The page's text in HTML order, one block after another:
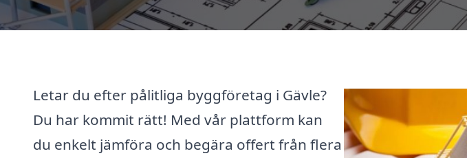
Letar du efter pålitliga byggföretag i Gävle?
Du har kommit rätt! Med vår plattform kan
du enkelt jämföra och begära offert från flera